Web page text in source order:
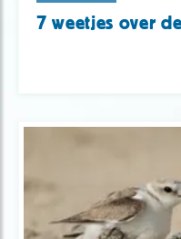
7 weetjes over